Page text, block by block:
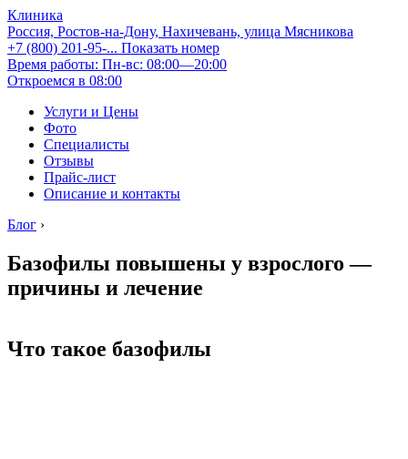
Клиника
Россия, Ростов-на-Дону, Нахичевань, улица Мясникова
+7 (800) 201-95-... Показать номер
Время работы: Пн-вс: 08:00—20:00
Откроемся в 08:00
Услуги и Цены
Фото
Специалисты
Отзывы
Прайс-лист
Описание и контакты
Блог ›
Базофилы повышены у взрослого —
причины и лечение
Что такое базофилы